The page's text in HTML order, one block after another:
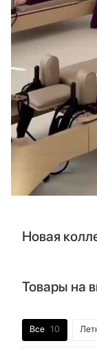
Новая
Товары на
Все 10